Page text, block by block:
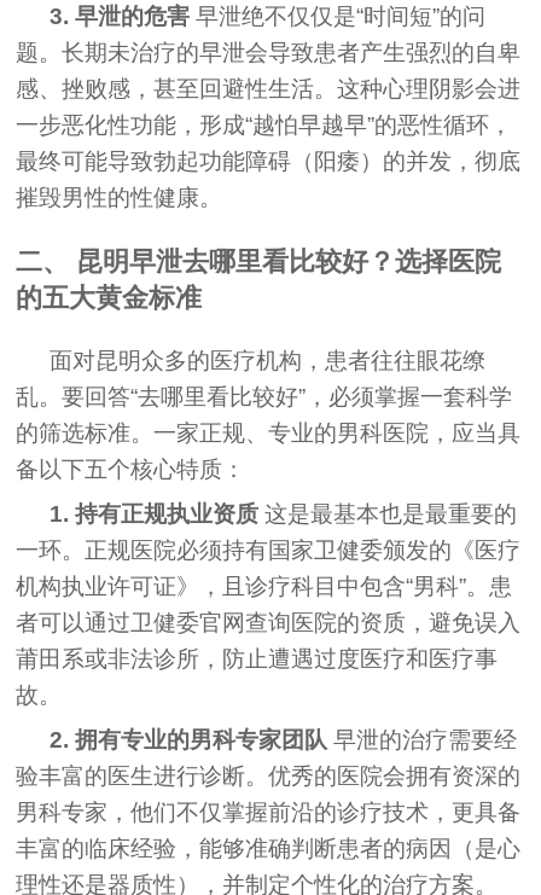
3. 早泄的危害 早泄绝不仅仅是“时间短”的问
题。长期未治疗的早泄会导致患者产生强烈的自卑
感、挫败感，甚至回避性生活。这种心理阴影会进
一步恶化性功能，形成“越怕早越早”的恶性循环，
最终可能导致勃起功能障碍（阳痿）的并发，彻底
摧毁男性的性健康。
二、 昆明早泄去哪里看比较好？选择医院
的五大黄金标准
面对昆明众多的医疗机构，患者往往眼花缭
乱。要回答“去哪里看比较好”，必须掌握一套科学
的筛选标准。一家正规、专业的男科医院，应当具
备以下五个核心特质：
1. 持有正规执业资质 这是最基本也是最重要的
一环。正规医院必须持有国家卫健委颁发的《医疗
机构执业许可证》，且诊疗科目中包含“男科”。患
者可以通过卫健委官网查询医院的资质，避免误入
莆田系或非法诊所，防止遭遇过度医疗和医疗事
故。
2. 拥有专业的男科专家团队 早泄的治疗需要经
验丰富的医生进行诊断。优秀的医院会拥有资深的
男科专家，他们不仅掌握前沿的诊疗技术，更具备
丰富的临床经验，能够准确判断患者的病因（是心
理性还是器质性），并制定个性化的治疗方案。